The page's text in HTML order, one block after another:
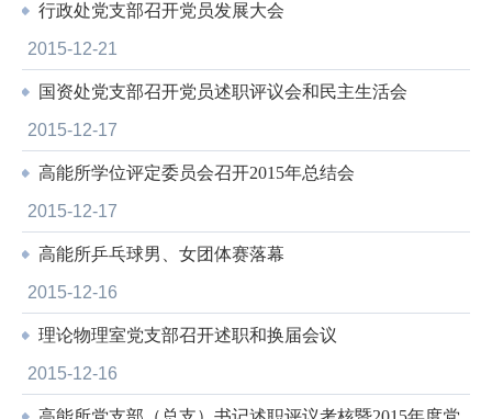
行政处党支部召开党员发展大会
2015-12-21
国资处党支部召开党员述职评议会和民主生活会
2015-12-17
高能所学位评定委员会召开2015年总结会
2015-12-17
高能所乒乓球男、女团体赛落幕
2015-12-16
理论物理室党支部召开述职和换届会议
2015-12-16